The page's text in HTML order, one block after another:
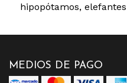
hipopótamos,
MEDIOS DE PAGO